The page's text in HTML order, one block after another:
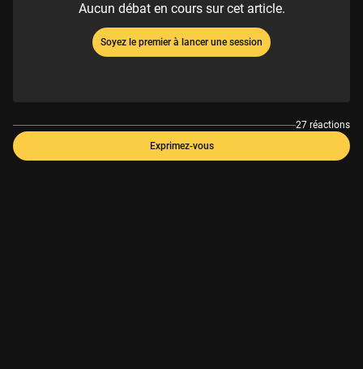
Aucun débat en cours sur cet article.
Soyez le premier à lancer une session
27 réactions
Exprimez-vous